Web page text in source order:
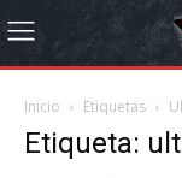
Inicio Etiquetas
Etiqueta: